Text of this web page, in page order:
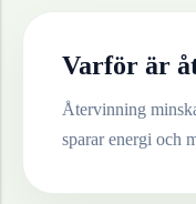
Varför är
Återvinning
sparar energi och